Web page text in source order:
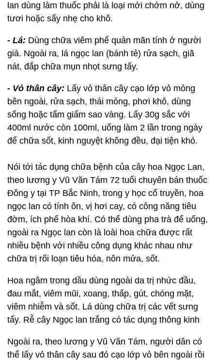
lan dùng làm thuốc phải là loại mới chớm nở, dùng
tươi hoặc sấy nhẹ cho khô.
- Lá: Dùng chữa viêm phế quản mãn tính ở người
già. Ngoài ra, lá ngọc lan (bánh tẻ) rửa sạch, giã
nát, đắp chữa mụn nhọt sưng tấy.
- Vỏ thân cây: Lấy vỏ thân cây cạo lớp vỏ mỏng
bên ngoài, rửa sạch, thái mỏng, phơi khô, dùng
sống hoặc tẩm giấm sao vàng. Lấy 30g sắc với
400ml nước còn 100ml, uống làm 2 lần trong ngày
để chữa sốt, kinh nguyệt không đều, đại tiện khó.
Nói tới tác dụng chữa bệnh của cây hoa Ngọc Lan,
theo lương y Vũ Văn Tám 72 tuổi chuyên bán thuốc
Đông y tại TP Bắc Ninh, trong y học cổ truyền, hoa
ngọc lan có tính ôn, vị hơi cay, có công năng tiêu
đờm, ích phế hòa khí. Có thể dùng pha trà để uống,
ngoài ra Ngọc lan còn là loài hoa chữa được rất
nhiều bệnh với nhiều công dụng khác nhau như
chữa trị rối loạn tiêu hóa, nôn mửa, sốt.
Hoa ngâm trong dầu dùng ngoài da trị nhức đầu,
đau mắt, viêm mũi, xoang, thấp, gút, chóng mặt,
viêm nhiễm và sốt. Lá dùng chữa trị các vết sưng
tấy. Rễ cây Ngọc lan trắng có tác dụng thông kinh
Ngoài ra, theo lương y Vũ Văn Tám, người dân có
thể lấy vỏ thân cây sau đó cạo lớp vỏ bên ngoài rồi